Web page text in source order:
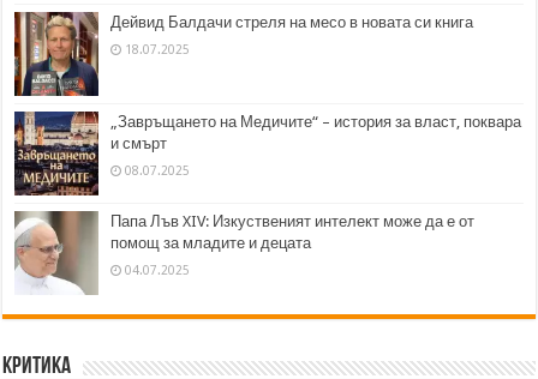
Дейвид Балдачи стреля на месо в новата си книга
18.07.2025
„Завръщането на Медичите“ – история за власт, поквара
и смърт
08.07.2025
Папа Лъв XIV: Изкуственият интелект може да е от
помощ за младите и децата
04.07.2025
Критика